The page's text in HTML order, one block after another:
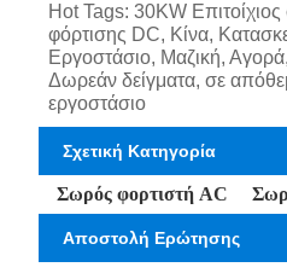
Hot Tags: 30KW
φόρτισης DC, Κίνα,
Εργοστάσιο, Μαζική,
Δωρεάν δείγματα, σε
εργοστάσιο
Σχετική Κατηγορία
Σωρός φορτιστή AC
Αποστολή Ερώτησης